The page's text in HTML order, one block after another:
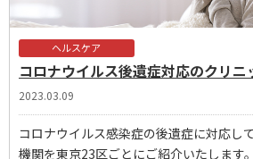
ヘルスケア
コロナウイルス後遺症対応のクリニ
2023.03.09
コロナウイルス感染症の後遺症に対応し
機関を東京23区ごとにご紹介いたします